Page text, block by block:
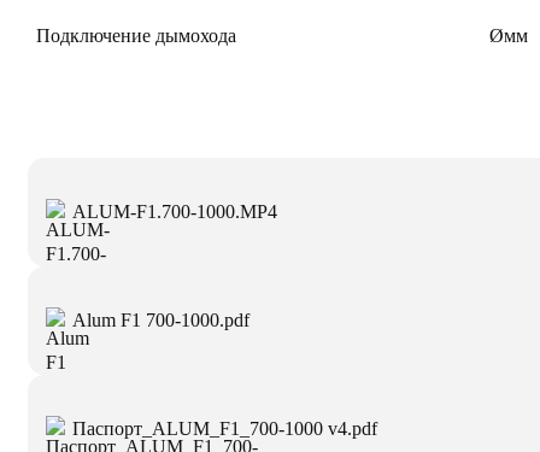
Подключение дымохода Øмм
ALUM-F1.700-1000.MP4
Alum F1 700-1000.pdf
Паспорт_ALUM_F1_700-1000 v4.pdf